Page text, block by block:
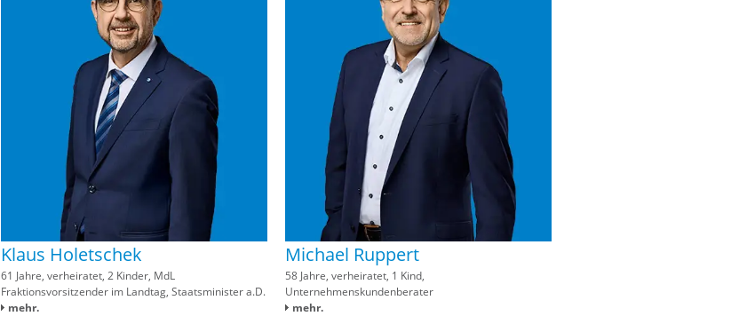
Klaus Holetschek
61 Jahre, verheiratet, 2 Kinder, MdL
Fraktionsvorsitzender im Landtag, Staatsminister a.D.
mehr.
Michael Ruppert
58 Jahre, verheiratet, 1 Kind,
Unternehmenskundenberater
mehr.